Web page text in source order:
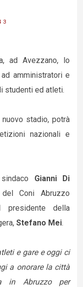
ad Avezzano, lo
amministratori e
studenti ed atleti.
stadio, potrà
nazionali e
Gianni Di
Coni Abruzzo
della
Stefano Mei.
e gare e oggi ci
a onorare la città
in Abruzzo per